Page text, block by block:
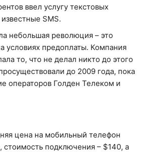
ввел услугу текстовых
SMS.
небольшая революция – это
условиях предоплаты. Компания
то, что не делал никто до этого
до 2009 года, пока
операторов Голден Телеком и
цена на мобильный телефон
стоимость подключения – $140, а